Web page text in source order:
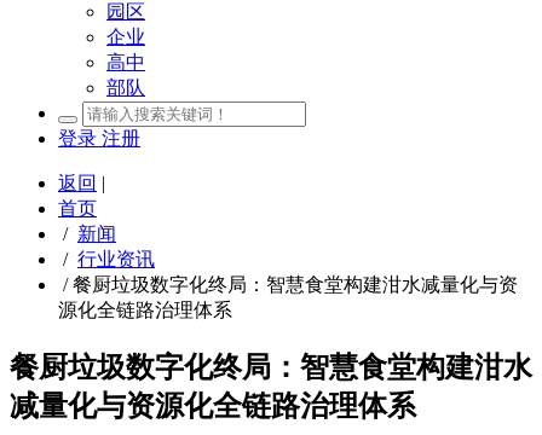
园区
企业
高中
部队
登录 注册
返回 |
首页
/ 新闻
/ 行业资讯
/餐厨垃圾数字化终局：智慧食堂构建泔水减量化与资
源化全链路治理体系
餐厨垃圾数字化终局：智慧食堂构建泔水
减量化与资源化全链路治理体系